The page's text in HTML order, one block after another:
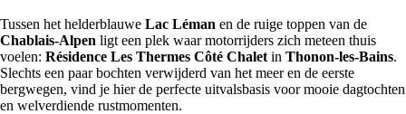
Tussen het helderblauwe Lac Léman en de ruige toppen van de
Chablais-Alpen ligt een plek waar motorrijders zich meteen thuis
voelen: Résidence Les Thermes Côté Chalet in Thonon-les-Bains.
Slechts een paar bochten verwijderd van het meer en de eerste
bergwegen, vind je hier de perfecte uitvalsbasis voor mooie dagtochten
en welverdiende rustmomenten.